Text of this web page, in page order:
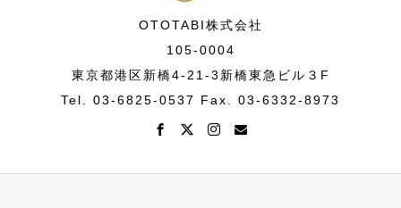
OTOTABI株式会社
105-0004
東京都港区新橋4-21-3新橋東急ビル３F
Tel. 03-6825-0537 Fax. 03-6332-8973